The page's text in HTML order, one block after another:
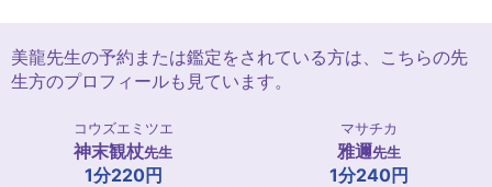
美龍先生の予約または鑑定をされている方は、こちらの先
生方のプロフィールも見ています。
コウズエミツエ
神末観杖先生
1分220円
マサチカ
雅邇先生
1分240円